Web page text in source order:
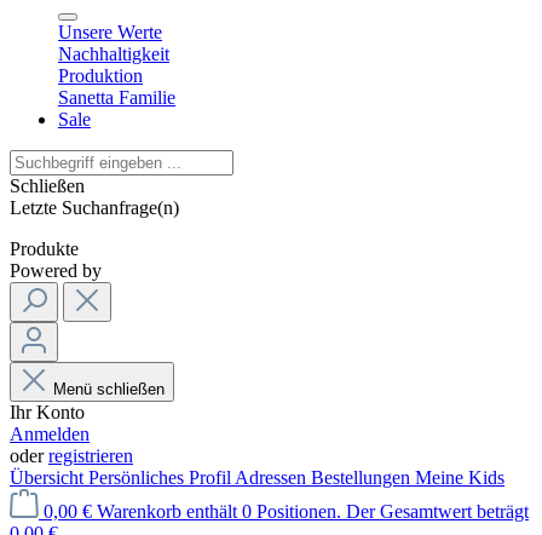
Unsere Werte
Nachhaltigkeit
Produktion
Sanetta Familie
Sale
Schließen
Letzte Suchanfrage(n)
Produkte
Powered by
Menü schließen
Ihr Konto
Anmelden
oderregistrieren
Übersicht Persönliches Profil Adressen Bestellungen Meine Kids
0,00 € Warenkorb enthält 0 Positionen. Der Gesamtwert beträgt